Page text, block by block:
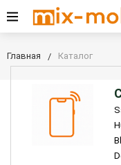
Главная Каталог